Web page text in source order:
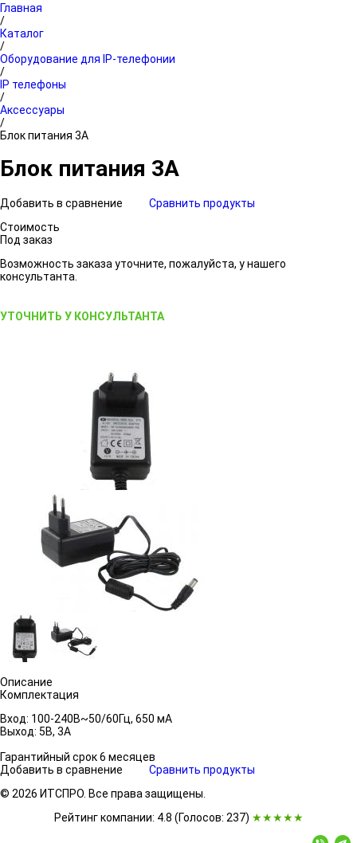
Главная
/
Каталог
/
Оборудование для IP-телефонии
/
IP телефоны
/
Аксессуары
/
Блок питания 3A
Блок питания 3A
Добавить в сравнение
Сравнить продукты
Стоимость
Под заказ
Возможность заказа уточните, пожалуйста, у нашего
консультанта.
УТОЧНИТЬ У КОНСУЛЬТАНТА
Описание
Комплектация
Вход: 100-240В~50/60Гц, 650 мА
Выход: 5В, 3А
Гарантийный срок 6 месяцев
Добавить в сравнение
Сравнить продукты
© 2026 ИТСПРО. Все права защищены.
Рейтинг компании: 4.8 (Голосов: 237) ★★★★★